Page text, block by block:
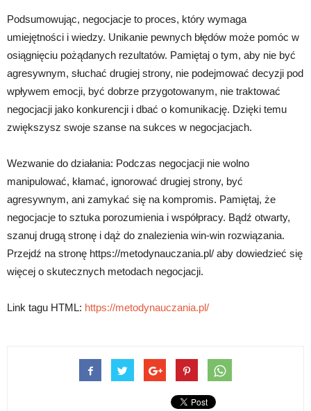
Podsumowując, negocjacje to proces, który wymaga
umiejętności i wiedzy. Unikanie pewnych błędów może pomóc w
osiągnięciu pożądanych rezultatów. Pamiętaj o tym, aby nie być
agresywnym, słuchać drugiej strony, nie podejmować decyzji pod
wpływem emocji, być dobrze przygotowanym, nie traktować
negocjacji jako konkurencji i dbać o komunikację. Dzięki temu
zwiększysz swoje szanse na sukces w negocjacjach.
Wezwanie do działania: Podczas negocjacji nie wolno
manipulować, kłamać, ignorować drugiej strony, być
agresywnym, ani zamykać się na kompromis. Pamiętaj, że
negocjacje to sztuka porozumienia i współpracy. Bądź otwarty,
szanuj drugą stronę i dąż do znalezienia win-win rozwiązania.
Przejdź na stronę https://metodynauczania.pl/ aby dowiedzieć się
więcej o skutecznych metodach negocjacji.
Link tagu HTML: https://metodynauczania.pl/